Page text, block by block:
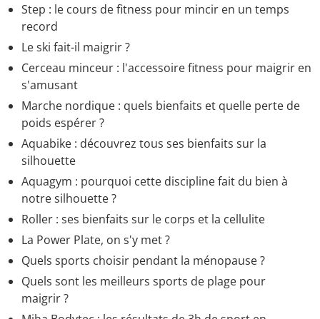
Step : le cours de fitness pour mincir en un temps
record
Le ski fait-il maigrir ?
Cerceau minceur : l'accessoire fitness pour maigrir en
s'amusant
Marche nordique : quels bienfaits et quelle perte de
poids espérer ?
Aquabike : découvrez tous ses bienfaits sur la
silhouette
Aquagym : pourquoi cette discipline fait du bien à
notre silhouette ?
Roller : ses bienfaits sur le corps et la cellulite
La Power Plate, on s'y met ?
Quels sports choisir pendant la ménopause ?
Quels sont les meilleurs sports de plage pour
maigrir ?